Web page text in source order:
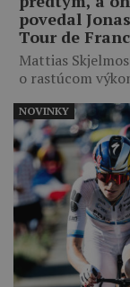
povedal
Tour de
Mattias
o rastúcom
NOVINKY